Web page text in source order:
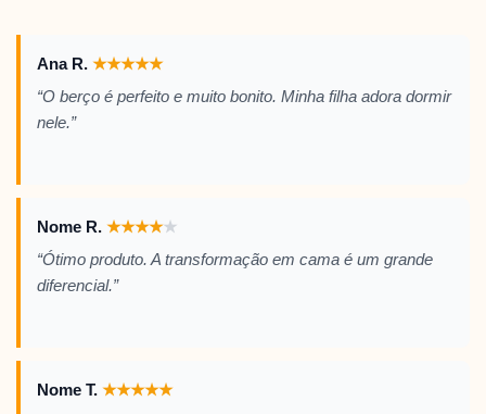
Ana R. ★★★★★
“O berço é perfeito e muito bonito. Minha filha adora dormir
nele.”
Nome R. ★★★★★
“Ótimo produto. A transformação em cama é um grande
diferencial.”
Nome T. ★★★★★